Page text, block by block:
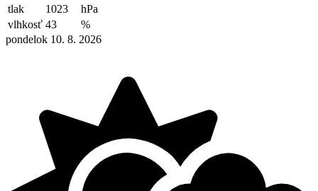
tlak
1023
hPa
vlhkosť 43
%
pondelok 10. 8. 2026